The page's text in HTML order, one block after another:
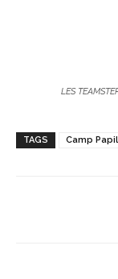
LES
TAGS Camp